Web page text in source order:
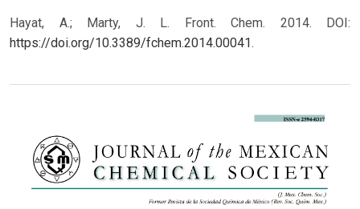
Hayat, A.; Marty, J. L. Front. Chem. 2014. DOI:
https://doi.org/10.3389/fchem.2014.00041.